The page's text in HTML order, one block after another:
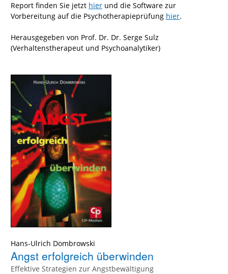
Report finden Sie jetzt hier und die Software zur
Vorbereitung auf die Psychotherapieprüfung hier.
Herausgegeben von Prof. Dr. Dr. Serge Sulz
(Verhaltenstherapeut und Psychoanalytiker)
Hans-Ulrich Dombrowski
Angst erfolgreich überwinden
Effektive Strategien zur Angstbewältigung